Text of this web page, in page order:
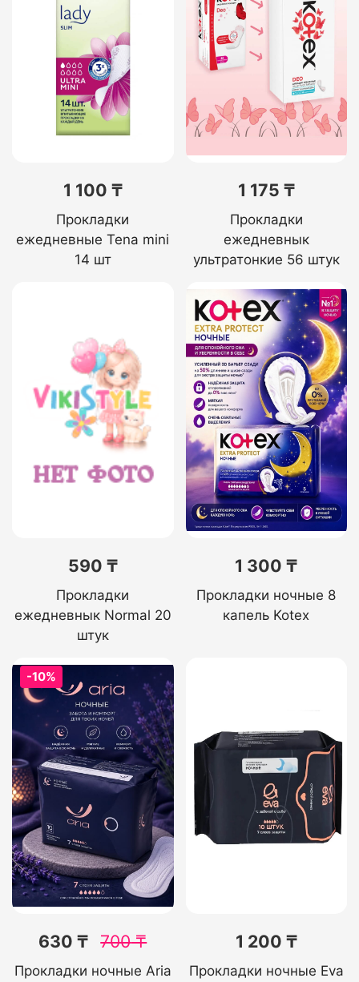
1 100 ₸
Прокладки
ежедневные Tena mini
14 шт
1 175 ₸
Прокладки
ежедневнык
ультратонкие 56 штук
590 ₸
Прокладки
ежедневнык Normal 20
штук
1 300 ₸
Прокладки ночные 8
капель Kotex
-10%
630 ₸ 700₸
Прокладки ночные Aria
1 200 ₸
Прокладки ночные Eva